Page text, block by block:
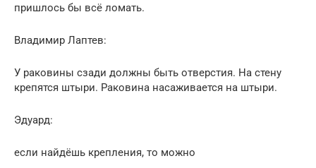
пришлось бы всё ломать.
Владимир Лаптев:
У раковины сзади должны быть отверстия. На стену
крепятся штыри. Раковина насаживается на штыри.
Эдуард:
если найдёшь крепления, то можно